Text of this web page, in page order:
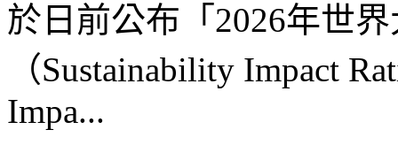
於日前公布「2026年世
（Sustainability Impact
Impa...